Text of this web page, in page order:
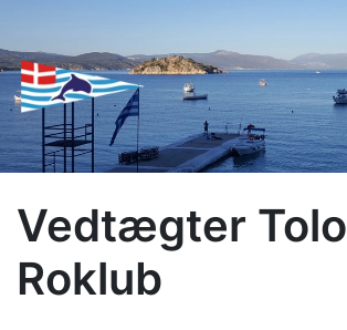
Vedtægter Tolo
Roklub